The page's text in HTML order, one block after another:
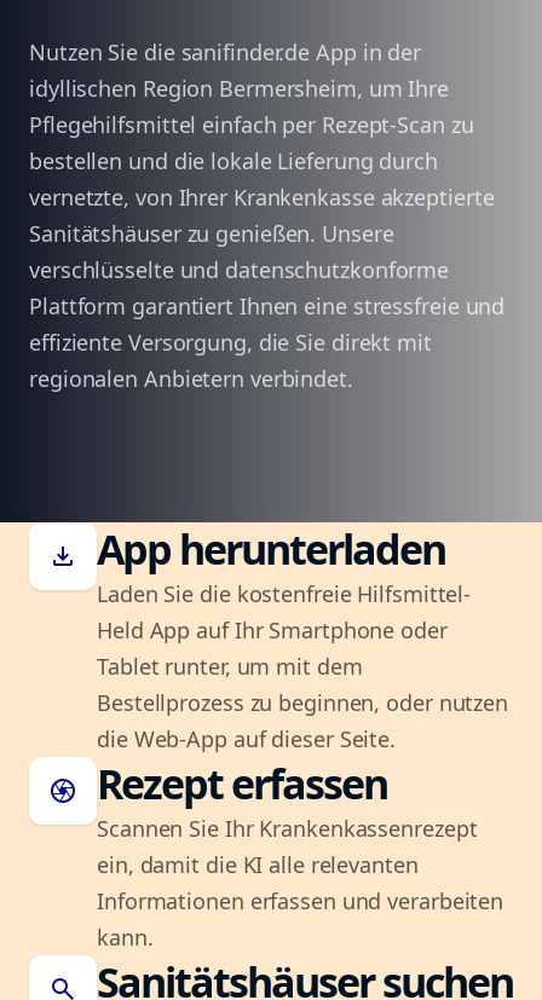
Nutzen Sie die sanifinder.de App in der
idyllischen Region Bermersheim, um Ihre
Pflegehilfsmittel einfach per Rezept-Scan zu
bestellen und die lokale Lieferung durch
vernetzte, von Ihrer Krankenkasse akzeptierte
Sanitätshäuser zu genießen. Unsere
verschlüsselte und datenschutzkonforme
Plattform garantiert Ihnen eine stressfreie und
effiziente Versorgung, die Sie direkt mit
regionalen Anbietern verbindet.
download App herunterladen
Laden Sie die kostenfreie Hilfsmittel-
Held App auf Ihr Smartphone oder
Tablet runter, um mit dem
Bestellprozess zu beginnen, oder nutzen
die Web-App auf dieser Seite.
camera Rezept erfassen
Scannen Sie Ihr Krankenkassenrezept
ein, damit die KI alle relevanten
Informationen erfassen und verarbeiten
kann.
search Sanitätshäuser suchen